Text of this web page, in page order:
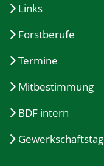
Links
Forstberufe
Termine
Mitbestimmung
BDF intern
Gewerkschaftstag